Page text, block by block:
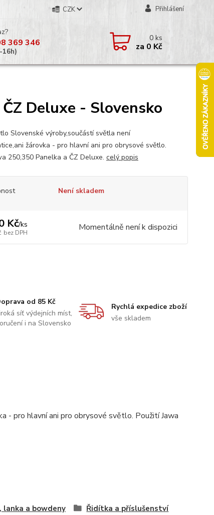
CZK Přihlášení
369 346
16h)
0ks
za 0 Kč
Deluxe - Slovensko
Slovenské výroby,součástí světla není
žárovka - pro hlavní ani pro obrysové světlo.
250,350 Panelka a ČZ Deluxe. celý popis
Není skladem
Kč/ks
bez DPH Momentálně není k dispozici
od 85 Kč
síť výdejních míst,
i na Slovensko
Rychlá expedice zboží
vše skladem
- pro hlavní ani pro obrysové světlo. Použití Jawa
lanka a bowdeny Řidítka a příslušenství